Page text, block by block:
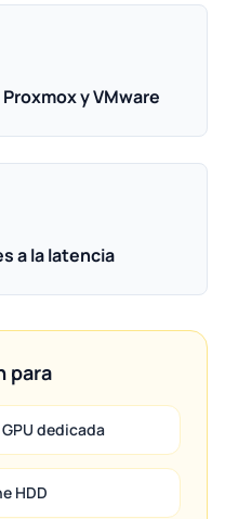
y VMware
a la latencia
para
dedicada
HDD